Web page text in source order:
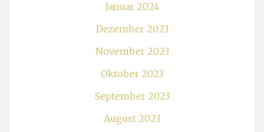
Januar 2024
Dezember 2023
November 2023
Oktober 2023
September 2023
August 2023